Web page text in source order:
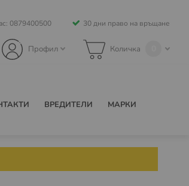
0879400500 30 дни право на връщане
Количка
Профил
ВРЕДИТЕЛИ МАРКИ